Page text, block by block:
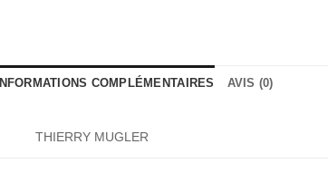
INFORMATIONS COMPLÉMENTAIRES AVIS (0)
THIERRY MUGLER